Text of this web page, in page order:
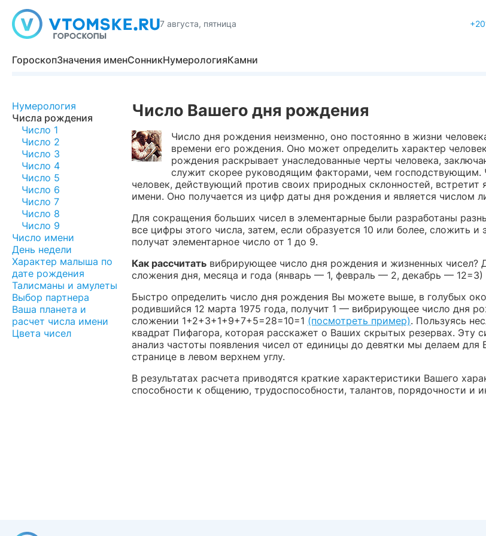
7 августа, пятница +20
ГороскопЗначения именСонникНумерологияКамни
Нумерология
Числа рождения
Число 1
Число 2
Число 3
Число 4
Число 5
Число 6
Число 7
Число 8
Число 9
Число имени
День недели
Характер малыша по
дате рождения
Талисманы и амулеты
Выбор партнера
Ваша планета и
расчет числа имени
Цвета чисел
Число Вашего дня рождения
Число дня рождения неизменно, оно постоянно в жизни
времени его рождения. Оно может определить характер
рождения раскрывает унаследованные черты человека,
служит скорее руководящим факторами, чем господствующим.
человек, действующий против своих природных склонностей,
имени. Оно получается из цифр даты дня рождения и является числом
Для сокращения больших чисел в элементарные были разработаны
все цифры этого числа, затем, если образуется 10 или более, сложить
получат элементарное число от 1 до 9.
Как рассчитать вибрирующее число дня рождения и жизненных
сложения дня, месяца и года (январь — 1, февраль — 2, декабрь — 12=3)
Быстро определить число дня рождения Вы можете выше, в голубых
родившийся 12 марта 1975 года, получит 1 — вибрирующее число дня
сложении 1+2+3+1+9+7+5=28=10=1 (посмотреть пример). Пользуясь
квадрат Пифагора, которая расскажет о Ваших скрытых резервах. Эту
анализ частоты появления чисел от единицы до девятки мы делаем
странице в левом верхнем углу.
В результатах расчета приводятся краткие характеристики Вашего
способности к общению, трудоспособности, талантов, порядочности и